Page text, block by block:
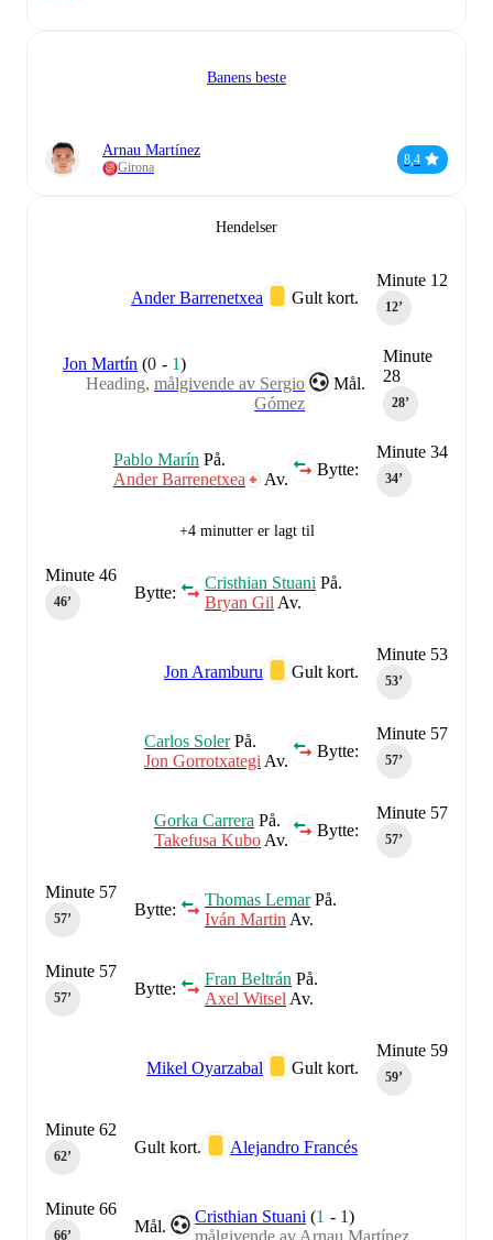
Banens beste
Arnau Martínez
Girona
8,4
Hendelser
Minute 12
12‎’‎
Gult kort.
Ander Barrenetxea
Minute
28
28‎’‎
Mål.
Jon Martín (0 - 1)
Heading,målgivende av Sergio
Gómez
Minute 34
34‎’‎
Bytte:
Pablo Marín På.
Ander Barrenetxea
Av.
+4 minutter er lagt til
Bytte:
Cristhian Stuani På.
Bryan Gil Av.
Minute 46
46‎’‎
Minute 53
53‎’‎
Gult kort.
Jon Aramburu
Minute 57
57‎’‎
Bytte:
Carlos SolerPå.
Jon Gorrotxategi Av.
Minute 57
57‎’‎
Bytte:
Gorka Carrera På.
Takefusa Kubo Av.
Bytte:
Thomas LemarPå.
Iván Martin Av.
Minute 57
57‎’‎
Bytte:
Fran Beltrán På.
Axel Witsel Av.
Minute 57
57‎’‎
Minute 59
59‎’‎
Gult kort.
Mikel Oyarzabal
Gult kort. Alejandro Francés
Minute 62
62‎’‎
Mål.
Cristhian Stuani (1 - 1)
målgivende av Arnau Martínez
Minute 66
66‎’‎